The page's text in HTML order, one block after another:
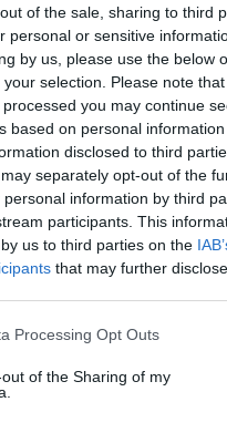
of the sale, sharing to third
personal or sensitive
by us, please use the below
selection. Please note
you may continue
based on personal
disclosed to third
separately opt-out of the
information by third
participants. This
us to third parties on the
that may further
website/app uses one or
visit or usage behaviour. You
to Google and its third-
specified purposes in
Processing Opt Outs
of the Sharing of my
mekkora potenciál
a toplistás
embertömeget
a fizetőképes
áttevődik a
is ebben látják a
nagy hal
hogy hosszú
helyezni a
fényében, hogy a
rejlő potenciált